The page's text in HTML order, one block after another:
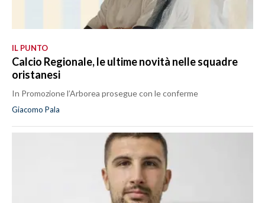
IL PUNTO
Calcio Regionale, le ultime novità nelle squadre
oristanesi
In Promozione l’Arborea prosegue con le conferme
Giacomo Pala